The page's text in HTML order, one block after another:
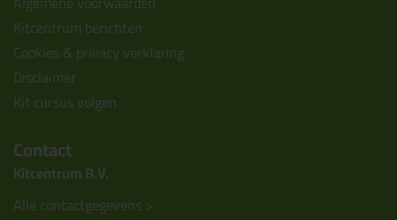
Kitcentrum berichten
Cookies & privacy verklaring
Disclaimer
Kit cursus volgen
Contact
Kitcentrum B.V.
Alle contactgegevens >